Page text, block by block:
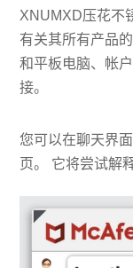
XNUMXD压花不
有关其所有产品
和平板电脑、帐
接。
您可以在聊天界
页。 它将尝试解